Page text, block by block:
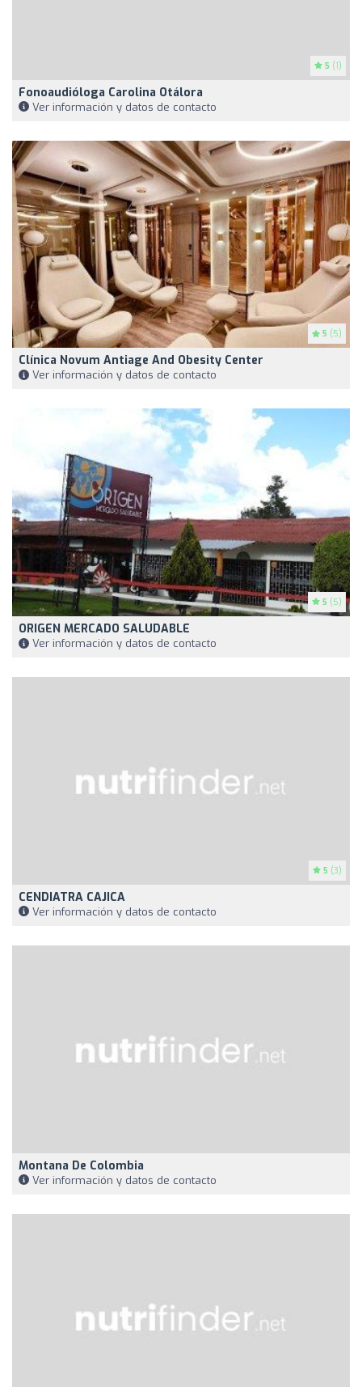
5 (1)
Fonoaudióloga Carolina Otálora
Ver información y datos de contacto
5 (5)
Clínica Novum Antiage And Obesity Center
Ver información y datos de contacto
5 (5)
ORIGEN MERCADO SALUDABLE
Ver información y datos de contacto
5 (3)
CENDIATRA CAJICA
Ver información y datos de contacto
Montana De Colombia
Ver información y datos de contacto